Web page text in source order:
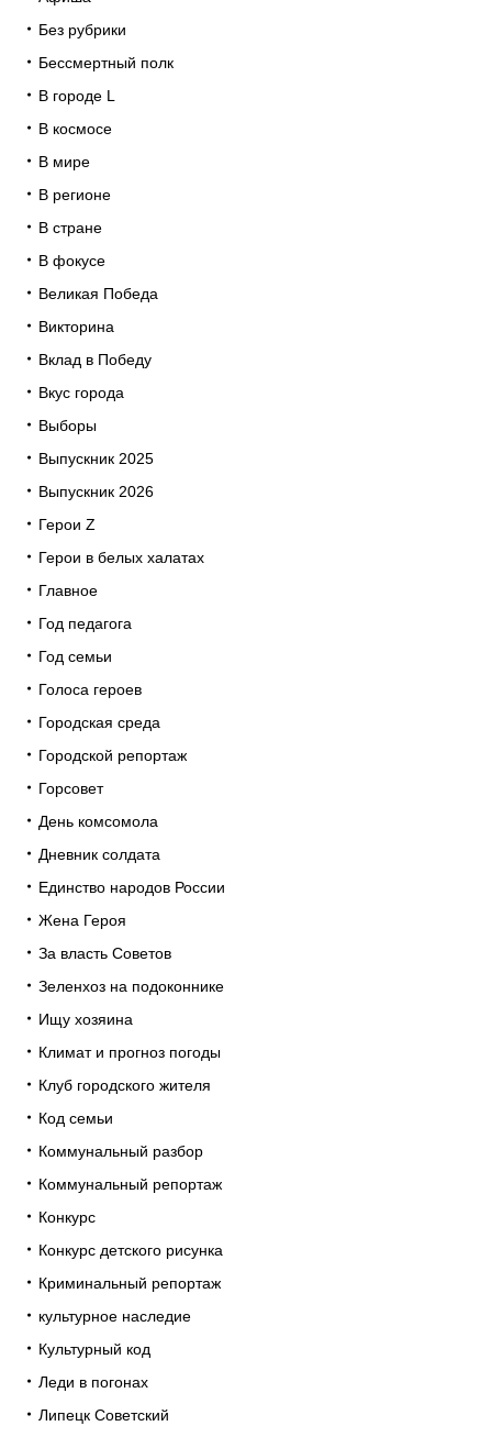
Без рубрики
Бессмертный полк
В городе L
В космосе
В мире
В регионе
В стране
В фокусе
Великая Победа
Викторина
Вклад в Победу
Вкус города
Выборы
Выпускник 2025
Выпускник 2026
Герои Z
Герои в белых халатах
Главное
Год педагога
Год семьи
Голоса героев
Городская среда
Городской репортаж
Горсовет
День комсомола
Дневник солдата
Единство народов России
Жена Героя
За власть Советов
Зеленхоз на подоконнике
Ищу хозяина
Климат и прогноз погоды
Клуб городского жителя
Код семьи
Коммунальный разбор
Коммунальный репортаж
Конкурс
Конкурс детского рисунка
Криминальный репортаж
культурное наследие
Культурный код
Леди в погонах
Липецк Советский